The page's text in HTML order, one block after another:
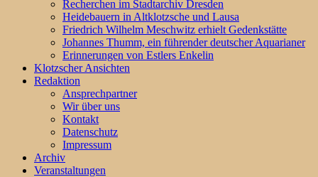
Recherchen im Stadtarchiv Dresden
Heidebauern in Altklotzsche und Lausa
Friedrich Wilhelm Meschwitz erhielt Gedenkstätte
Johannes Thumm, ein führender deutscher Aquarianer
Erinnerungen von Estlers Enkelin
Klotzscher Ansichten
Redaktion
Ansprechpartner
Wir über uns
Kontakt
Datenschutz
Impressum
Archiv
Veranstaltungen